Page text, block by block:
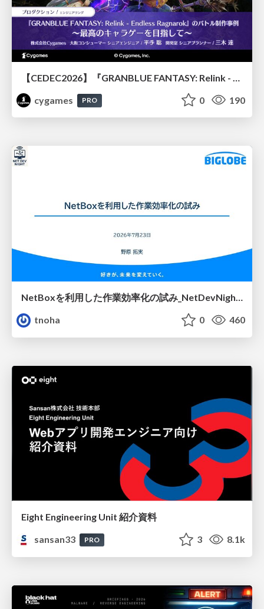
cygames
PRO 0 190
NetBoxを利用した作業効率化の試み_NetDevNight4
tnoha
0 460
Eight Engineering Unit 紹介資料
sansan33
PRO 3 8.1k